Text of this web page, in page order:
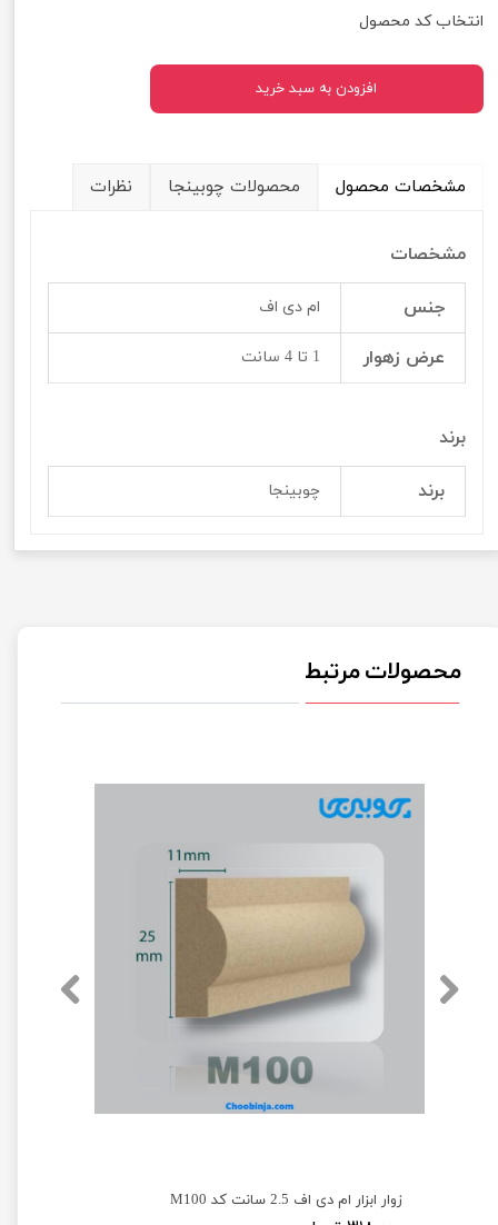
انتخاب کد محصول
افزودن به سبد خرید
مشخصات محصول محصولات چوبینجا نظرات
مشخصات
جنس ام دی اف
عرض زهوار 1 تا 4 سانت
برند
برند چوبینجا
محصولات مرتبط
زوار ابزار ام دی اف 2.5 سانت کد M100